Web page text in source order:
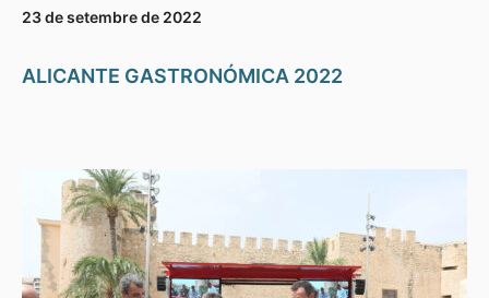
23 de setembre de 2022
ALICANTE GASTRONÓMICA 2022